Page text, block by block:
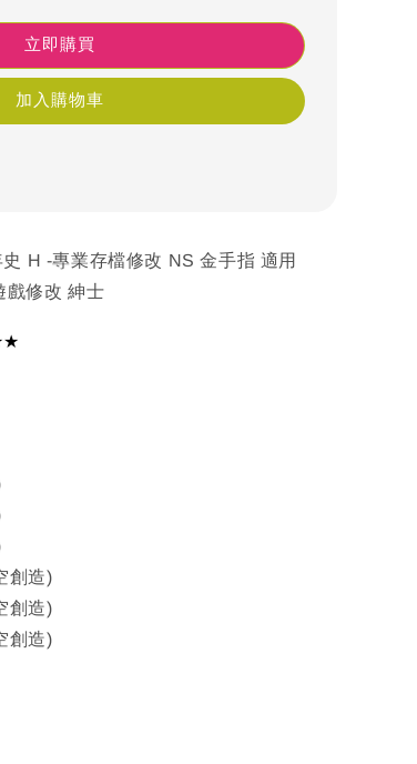
立即購買
加入購物車
H -專業存檔修改 NS 金手指 適用
戲修改 紳士
創造)
創造)
創造)